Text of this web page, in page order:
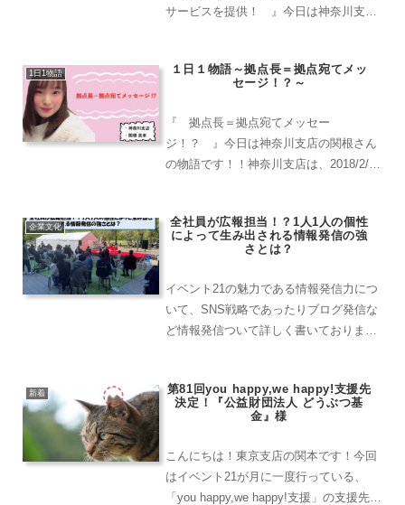
サービスを提供！ 』今日は神奈川支店
イティブ案件（オンライン現場）で、今
1日1物語
１日１物語～拠点長＝拠点宛てメッ
セージ！？～
『 拠点長＝拠点宛てメッセー
ジ！？ 』今日は神奈川支店の関根さん
の物語です！！神奈川支店は、2018/2/7
兼マネージャー、現マネージャーの小杉
さんへ感謝の気持ちを伝える...
企業文化
全社員が広報担当！？1人1人の個性
によって生み出される情報発信の強
さとは？
イベント21の魅力である情報発信力につ
いて、SNS戦略であったりブログ発信な
ど情報発信ついて詳しく書いておりま
くださいね～！！
新着
第81回you happy,we happy!支援先
決定！『公益財団法人 どうぶつ基
金』様
こんにちは！東京支店の関本です！今回
はイベント21が月に一度行っている、
「you happy,we happy!支援」の支援先に